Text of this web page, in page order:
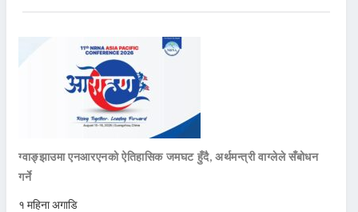
ग्वाङ्झाउमा एनआरएनको ऐतिहासिक जमघट हुँदै, अर्थमन्त्री वाग्लेले सँबोधन
गर्ने
१ महिना अगाडि